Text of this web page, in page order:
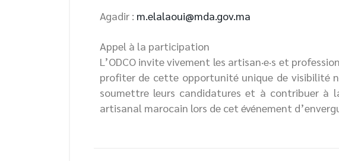
Agadir : m.elalaoui@mda.gov.ma
Appel à la participation
L’ODCO invite vivement les artisan·e·s et
profiter de cette opportunité unique de visibilité
soumettre leurs candidatures et à contribuer à
artisanal marocain lors de cet événement